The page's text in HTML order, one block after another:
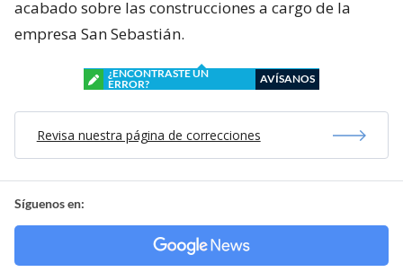
acabado sobre las construcciones a cargo de la
empresa San Sebastián.
¿ENCONTRASTE UN
ERROR?
AVÍSANOS
Revisa nuestra página de correcciones
Síguenos en: